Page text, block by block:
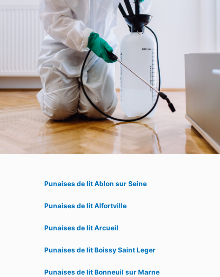
Punaises de lit Ablon sur Seine
Punaises de lit Alfortville
Punaises de lit Arcueil
Punaises de lit Boissy Saint Leger
Punaises de lit Bonneuil sur Marne